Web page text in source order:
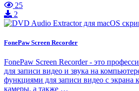
25
2
FonePaw Screen Recorder
FonePaw Screen Recorder - это
для записи видео и звука на
функциями для записи видео с экрана
камеры, а также …